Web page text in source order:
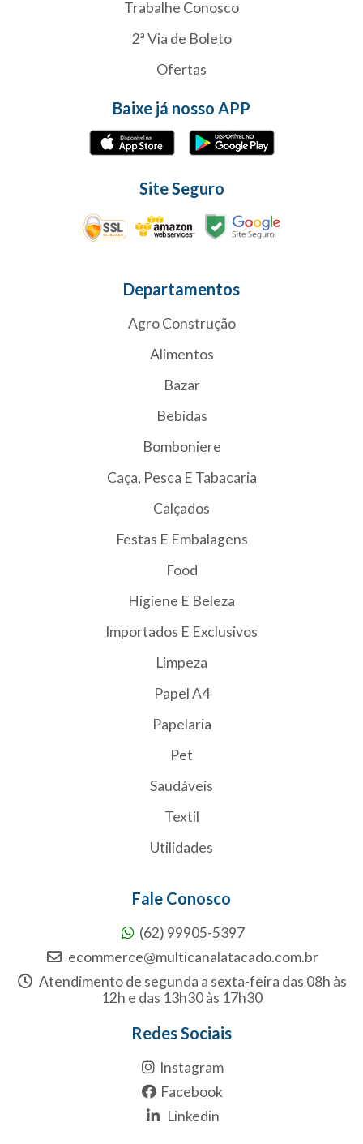
Trabalhe Conosco
2ª Via de Boleto
Ofertas
Baixe já nosso APP
Site Seguro
Departamentos
Agro Construção
Alimentos
Bazar
Bebidas
Bomboniere
Caça, Pesca E Tabacaria
Calçados
Festas E Embalagens
Food
Higiene E Beleza
Importados E Exclusivos
Limpeza
Papel A4
Papelaria
Pet
Saudáveis
Textil
Utilidades
Fale Conosco
(62) 99905-5397
ecommerce@multicanalatacado.com.br
Atendimento de segunda a sexta-feira das 08h às
12h e das 13h30 às 17h30
Redes Sociais
Instagram
Facebook
Linkedin